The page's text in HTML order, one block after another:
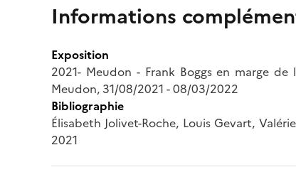
Informations
Exposition
2021- Meudon - Frank Boggs en marge
Meudon, 31/08/2021 - 08/03/2022
Bibliographie
Élisabeth Jolivet-Roche, Louis Gevart,
2021